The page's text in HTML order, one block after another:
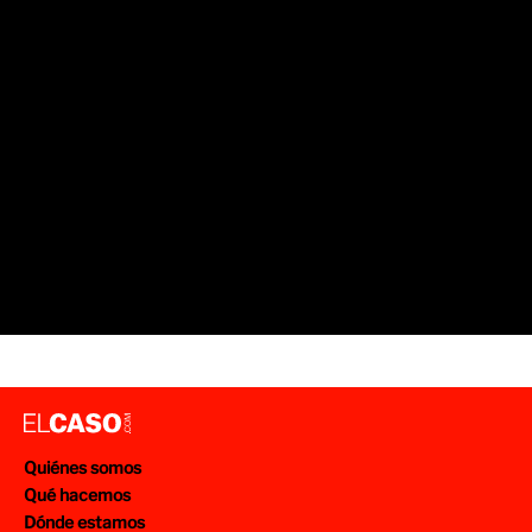
Quiénes somos
Qué hacemos
Dónde estamos